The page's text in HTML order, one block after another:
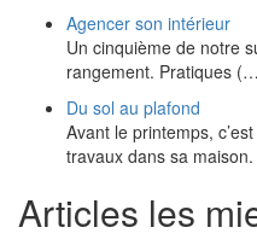
Agencer son intérieur
Un cinquième de notre
rangement. Pratiques
Du sol au plafond
Avant le printemps,
travaux dans sa
Articles les